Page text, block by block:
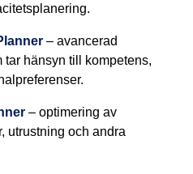
– avancerad
hänsyn till kompetens,
– optimering av
utrustning och andra